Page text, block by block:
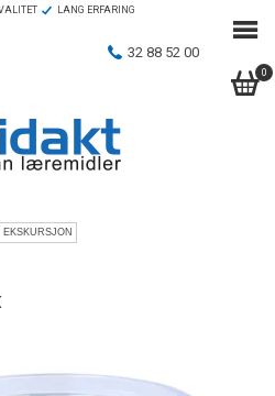
0
LANG ERFARING
32 88 52 00
EKSKURSJON